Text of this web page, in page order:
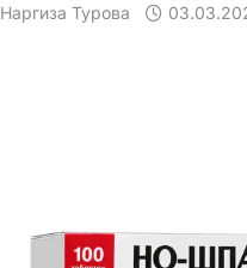
Наргиза Турова